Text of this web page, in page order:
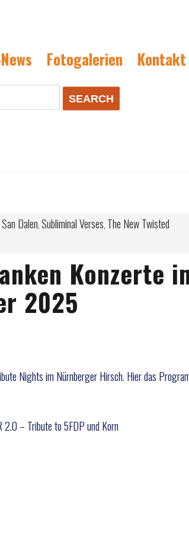
Fotogalerien Kontakt
SEARCH
San Dalen,Subliminal Verses, The New Twisted
Konzerte
2025
Nights im Nürnberger Hirsch. Hier das
2.0 – Tribute to 5FDP und Korn